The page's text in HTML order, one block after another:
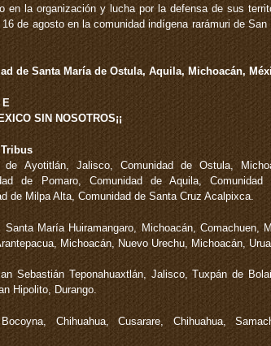
en la organización y lucha por la defensa de sus
de agosto en la comunidad indígena rarámuri de
de Santa María de Ostula, Aquila, Michoacán,
E
SIN NOSOTROS¡¡
de Ayotitlán, Jalisco, Comunidad de Ostula,
de Pomaro, Comunidad de Aquila,
de Milpa Alta, Comunidad de Santa Cruz Acalpixca.
Santa María Huiramangaro, Michoacán, Comachuen,
Michoacán, Nuevo Urechu, Michoacán,
Sebastián Teponahuaxtlán, Jalisco, Tuxpán de
Hipolito, Durango.
Chihuahua, Cusarare, Chihuahua,